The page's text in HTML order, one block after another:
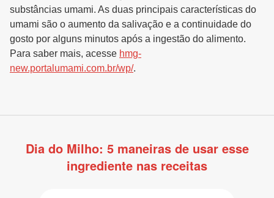
substâncias umami. As duas principais características do
umami são o aumento da salivação e a continuidade do
gosto por alguns minutos após a ingestão do alimento.
Para saber mais, acesse hmg-
new.portalumami.com.br/wp/.
Dia do Milho: 5 maneiras de usar esse
ingrediente nas receitas